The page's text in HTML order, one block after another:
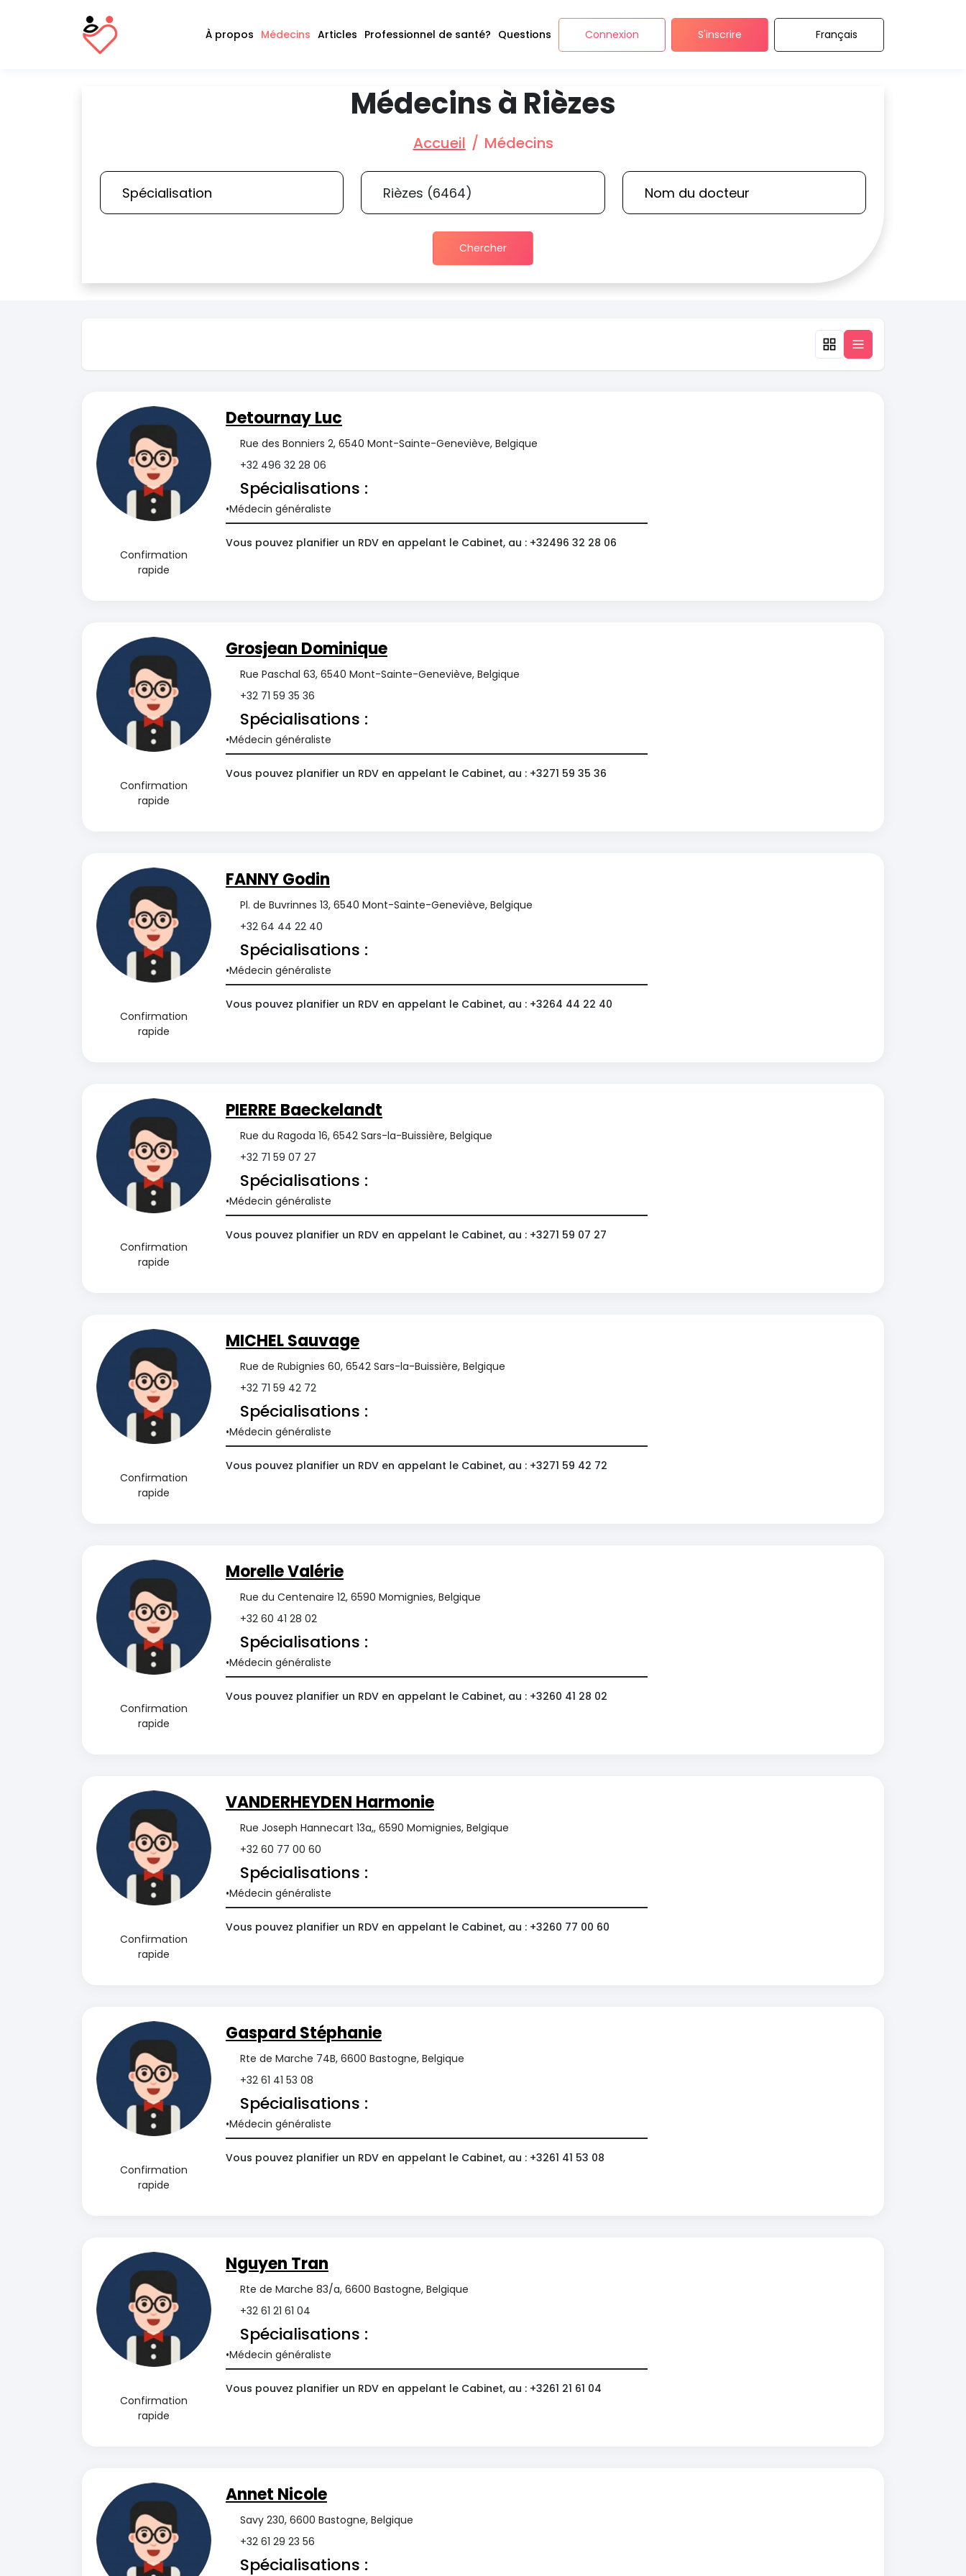
À propos Médecins Articles Professionnel de santé? Questions Connexion S'inscrire Français
Médecins à Rièzes
Accueil Médecins
Chercher
Confirmation
rapide
Detournay Luc
Rue des Bonniers 2, 6540 Mont-Sainte-Geneviève, Belgique
+32 496 32 28 06
Spécialisations :
Médecin généraliste
Vous pouvez planifier un RDV en appelant le Cabinet, au : +32496 32 28 06
Confirmation
rapide
Grosjean Dominique
Rue Paschal 63, 6540 Mont-Sainte-Geneviève, Belgique
+32 71 59 35 36
Spécialisations :
Médecin généraliste
Vous pouvez planifier un RDV en appelant le Cabinet, au : +3271 59 35 36
Confirmation
rapide
FANNY Godin
Pl. de Buvrinnes 13, 6540 Mont-Sainte-Geneviève, Belgique
+32 64 44 22 40
Spécialisations :
Médecin généraliste
Vous pouvez planifier un RDV en appelant le Cabinet, au : +3264 44 22 40
Confirmation
rapide
PIERRE Baeckelandt
Rue du Ragoda 16, 6542 Sars-la-Buissière, Belgique
+32 71 59 07 27
Spécialisations :
Médecin généraliste
Vous pouvez planifier un RDV en appelant le Cabinet, au : +3271 59 07 27
Confirmation
rapide
MICHEL Sauvage
Rue de Rubignies 60, 6542 Sars-la-Buissière, Belgique
+32 71 59 42 72
Spécialisations :
Médecin généraliste
Vous pouvez planifier un RDV en appelant le Cabinet, au : +3271 59 42 72
Confirmation
rapide
Morelle Valérie
Rue du Centenaire 12, 6590 Momignies, Belgique
+32 60 41 28 02
Spécialisations :
Médecin généraliste
Vous pouvez planifier un RDV en appelant le Cabinet, au : +3260 41 28 02
Confirmation
rapide
VANDERHEYDEN Harmonie
Rue Joseph Hannecart 13a,, 6590 Momignies, Belgique
+32 60 77 00 60
Spécialisations :
Médecin généraliste
Vous pouvez planifier un RDV en appelant le Cabinet, au : +3260 77 00 60
Confirmation
rapide
Gaspard Stéphanie
Rte de Marche 74B, 6600 Bastogne, Belgique
+32 61 41 53 08
Spécialisations :
Médecin généraliste
Vous pouvez planifier un RDV en appelant le Cabinet, au : +3261 41 53 08
Confirmation
rapide
Nguyen Tran
Rte de Marche 83/a, 6600 Bastogne, Belgique
+32 61 21 61 04
Spécialisations :
Médecin généraliste
Vous pouvez planifier un RDV en appelant le Cabinet, au : +3261 21 61 04
Annet Nicole
Savy 230, 6600 Bastogne, Belgique
+32 61 29 23 56
Spécialisations :